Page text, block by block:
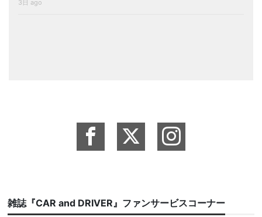
3日 ago
雑誌『CAR and DRIVER』ファンサービスコーナー